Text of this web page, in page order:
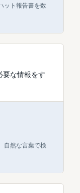
ット報告書を数
要な情報をす
自然な言葉で検